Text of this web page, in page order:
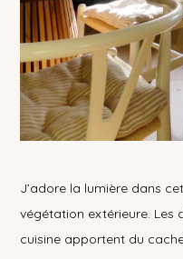
J’adore la lumière dans
végétation extérieure. Les
cuisine apportent du